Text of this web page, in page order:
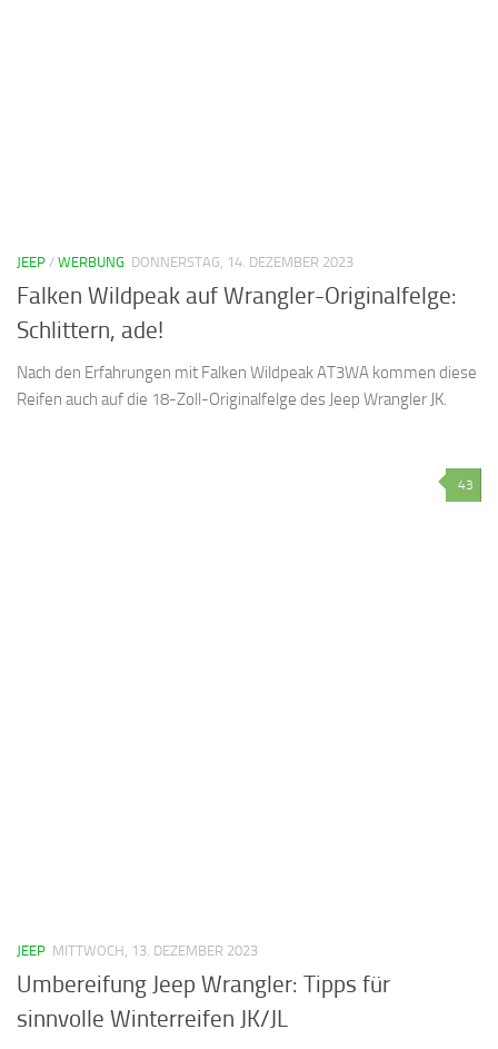
JEEP / WERBUNG DONNERSTAG, 14. DEZEMBER 2023
Falken Wildpeak auf Wrangler-Originalfelge:
Schlittern, ade!
Nach den Erfahrungen mit Falken Wildpeak AT3WA kommen diese
Reifen auch auf die 18-Zoll-Originalfelge des Jeep Wrangler JK.
43
JEEP MITTWOCH, 13. DEZEMBER 2023
Umbereifung Jeep Wrangler: Tipps für
sinnvolle Winterreifen JK/JL